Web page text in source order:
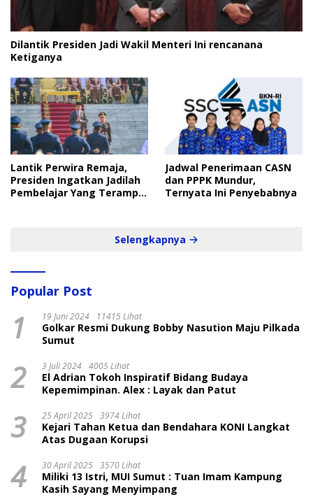
Dilantik Presiden Jadi Wakil Menteri Ini rencanana
Ketiganya
Lantik Perwira Remaja,
Presiden Ingatkan Jadilah
Pembelajar Yang Terampil
Jadwal Penerimaan CASN
dan PPPK Mundur,
Ternyata Ini Penyebabnya
Selengkapnya
Popular Post
1 19 Juni 2024 11415 Lihat
Golkar Resmi Dukung Bobby Nasution Maju Pilkada
Sumut
2 3 Juli 2024 4005 Lihat
El Adrian Tokoh Inspiratif Bidang Budaya
Kepemimpinan. Alex : Layak dan Patut
3 25 April 2025 3974 Lihat
Kejari Tahan Ketua dan Bendahara KONI Langkat
Atas Dugaan Korupsi
4 30 April 2025 3570 Lihat
Miliki 13 Istri, MUI Sumut : Tuan Imam Kampung
Kasih Sayang Menyimpang